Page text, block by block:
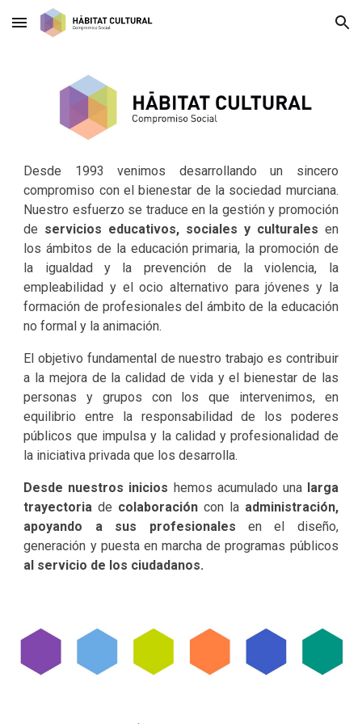
Skip to main content Skip to navigation
Desde 1993 venimos desarrollando un sincero
compromiso con el bienestar de la sociedad murciana.
Nuestro esfuerzo se traduce en la gestión y promoción
de servicios educativos, sociales y culturales en
los ámbitos de la educación primaria, la promoción de
la igualdad y la prevención de la violencia, la
empleabilidad y el ocio alternativo para jóvenes y la
formación de profesionales del ámbito de la educación
no formal y la animación.
El objetivo fundamental de nuestro trabajo es contribuir
a la mejora de la calidad de vida y el bienestar de las
personas y grupos con los que intervenimos, en
equilibrio entre la responsabilidad de los poderes
públicos que impulsa y la calidad y profesionalidad de
la iniciativa privada que los desarrolla.
Desde nuestros inicios hemos acumulado una larga
trayectoriade colaboración con la administración,
apoyando a sus profesionales en el diseño,
generación y puesta en marcha de programas públicos
al servicio de los ciudadanos.